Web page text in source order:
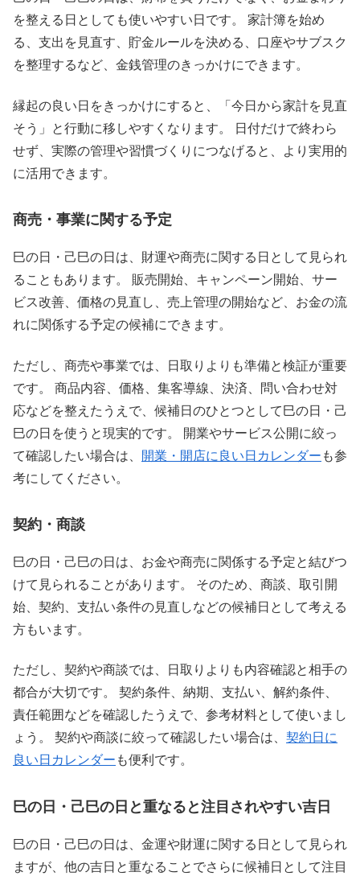
を整える日としても使いやすい日です。 家計簿を始め
る、支出を見直す、貯金ルールを決める、口座やサブスク
を整理するなど、金銭管理のきっかけにできます。
縁起の良い日をきっかけにすると、「今日から家計を見直
そう」と行動に移しやすくなります。 日付だけで終わら
せず、実際の管理や習慣づくりにつなげると、より実用的
に活用できます。
商売・事業に関する予定
巳の日・己巳の日は、財運や商売に関する日として見られ
ることもあります。 販売開始、キャンペーン開始、サー
ビス改善、価格の見直し、売上管理の開始など、お金の流
れに関係する予定の候補にできます。
ただし、商売や事業では、日取りよりも準備と検証が重要
です。 商品内容、価格、集客導線、決済、問い合わせ対
応などを整えたうえで、候補日のひとつとして巳の日・己
巳の日を使うと現実的です。 開業やサービス公開に絞っ
て確認したい場合は、 開業・開店に良い日カレンダーも参
考にしてください。
契約・商談
巳の日・己巳の日は、お金や商売に関係する予定と結びつ
けて見られることがあります。 そのため、商談、取引開
始、契約、支払い条件の見直しなどの候補日として考える
方もいます。
ただし、契約や商談では、日取りよりも内容確認と相手の
都合が大切です。 契約条件、納期、支払い、解約条件、
責任範囲などを確認したうえで、参考材料として使いまし
ょう。 契約や商談に絞って確認したい場合は、 契約日に
良い日カレンダーも便利です。
巳の日・己巳の日と重なると注目されやすい吉日
巳の日・己巳の日は、金運や財運に関する日として見られ
ますが、他の吉日と重なることでさらに候補日として注目